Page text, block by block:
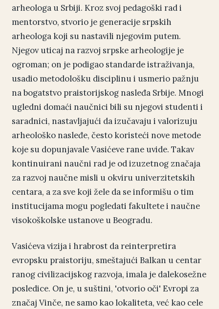
arheologa u Srbiji. Kroz svoj pedagoški rad i
mentorstvo, stvorio je generacije srpskih
arheologa koji su nastavili njegovim putem.
Njegov uticaj na razvoj srpske arheologije je
ogroman; on je podigao standarde istraživanja,
usadio metodološku disciplinu i usmerio pažnju
na bogatstvo praistorijskog nasleđa Srbije. Mnogi
ugledni domaći naučnici bili su njegovi studenti i
saradnici, nastavljajući da izučavaju i valorizuju
arheološko nasleđe, često koristeći nove metode
koje su dopunjavale Vasićeve rane uvide. Takav
kontinuirani naučni rad je od izuzetnog značaja
za razvoj naučne misli u okviru univerzitetskih
centara, a za sve koji žele da se informišu o tim
institucijama mogu pogledati fakultete i naučne
visokoškolske ustanove u Beogradu.
Vasićeva vizija i hrabrost da reinterpretira
evropsku praistoriju, smeštajući Balkan u centar
ranog civilizacijskog razvoja, imala je dalekosežne
posledice. On je, u suštini, 'otvorio oči' Evropi za
značaj Vinče, ne samo kao lokaliteta, već kao cele